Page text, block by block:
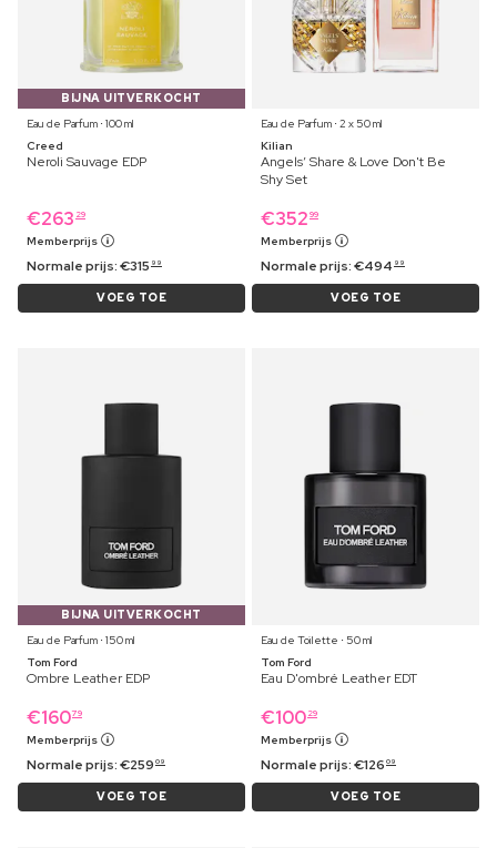
BIJNA UITVERKOCHT
Eau de Parfum ⋅ 100 ml
Creed
Neroli Sauvage EDP
€263 29
Memberprijs
Normale prijs:€315 99
VOEG TOE
Eau de Parfum ⋅ 2 x 50 ml
Kilian
Angels’ Share & Love Don't Be
Shy Set
€352 99
Memberprijs
Normale prijs:€494 99
VOEG TOE
BIJNA UITVERKOCHT
Eau de Parfum ⋅ 150 ml
Tom Ford
Ombre Leather EDP
€16079
Memberprijs
Normale prijs:€259 09
VOEG TOE
Eau de Toilette ⋅ 50 ml
Tom Ford
Eau D'ombré Leather EDT
€100 29
Memberprijs
Normale prijs:€126 09
VOEG TOE